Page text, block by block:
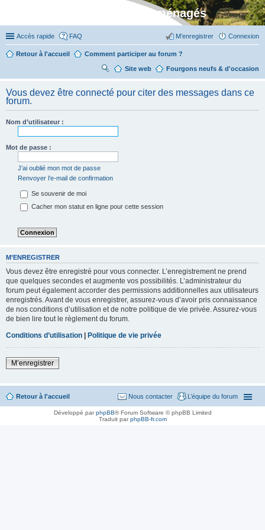
Stylevan - Vans aménagés
Accès rapide FAQ Connexion
M’enregistrer
Retour à l'accueil Comment participer au forum ?
Fourgons neufs & d'occasion
Site web
R
her
ch
er
Vous devez être connecté pour citer des messages dans ce
forum.
Nom d’utilisateur :
Mot de passe :
J’ai oublié mon mot de passe
Renvoyer l’e-mail de confirmation
Se souvenir de moi
Cacher mon statut en ligne pour cette session
M’ENREGISTRER
Vous devez être enregistré pour vous connecter. L’enregistrement ne prend
que quelques secondes et augmente vos possibilités. L’administrateur du
forum peut également accorder des permissions additionnelles aux utilisateurs
enregistrés. Avant de vous enregistrer, assurez-vous d’avoir pris connaissance
de nos conditions d’utilisation et de notre politique de vie privée. Assurez-vous
de bien lire tout le règlement du forum.
Conditions d’utilisation | Politique de vie privée
M’enregistrer
Retour à l'accueil L’équipe du forum
Nous contacter
Développé parphpBB® Forum Software © phpBB Limited
Traduit parphpBB-fr.com